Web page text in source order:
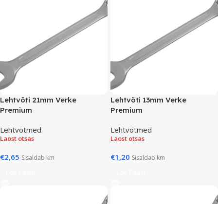
Lehtvõti 21mm Verke
Premium
Lehtvõtmed
Laost otsas
€2,65 Sisaldab km
Lehtvõti 13mm Verke
Premium
Lehtvõtmed
Laost otsas
€1,20 Sisaldab km